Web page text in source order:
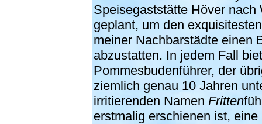
Speisegaststätte Höver nach
geplant, um den
meiner Nachbarstädte einen
abzustatten. In jedem Fall
Pommesbudenführer, der
ziemlich genau 10 Jahren
irritierenden Namen Fritten
erstmalig erschienen ist, eine